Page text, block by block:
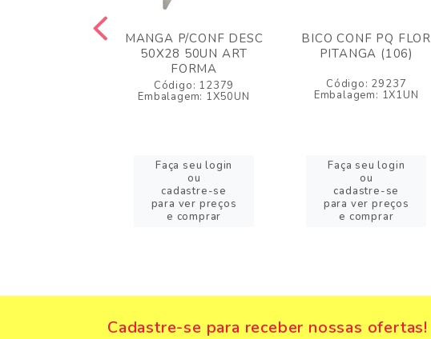
MANGA P/CONF DESC
50X28 50UN ART
FORMA
Código: 12379
Embalagem: 1X50UN
Faça seu login
ou
cadastre-se
para ver preços
e comprar
BICO CONF PQ FLOR
PITANGA (106)
Código: 29237
Embalagem: 1X1UN
Faça seu login
ou
cadastre-se
para ver preços
e comprar
Cadastre-se para receber nossas ofertas!